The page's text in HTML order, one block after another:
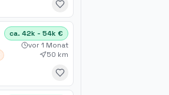
ca. 42k - 54k €
vor 1 Monat
50 km